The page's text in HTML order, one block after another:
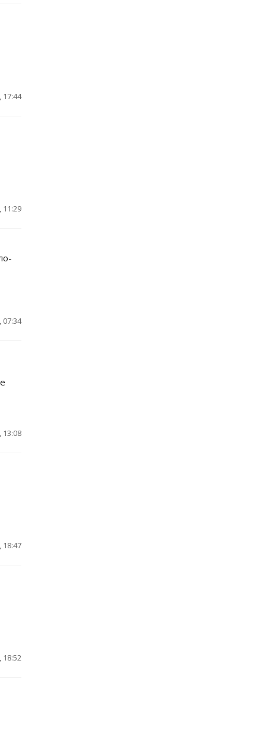
17:44
11:29
07:34
13:08
18:47
18:52